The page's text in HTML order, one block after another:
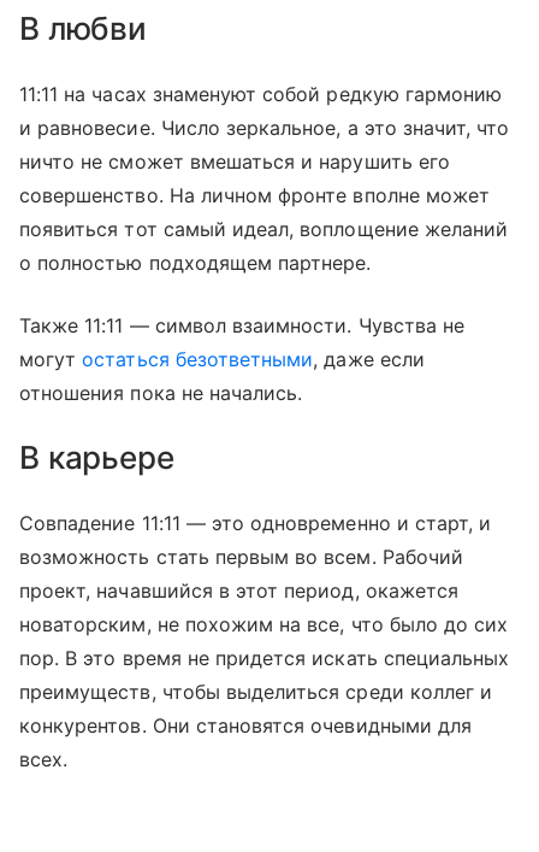
В любви
11:11 на часах знаменуют собой редкую гармонию
и равновесие. Число зеркальное, а это значит, что
ничто не сможет вмешаться и нарушить его
совершенство. На личном фронте вполне может
появиться тот самый идеал, воплощение желаний
о полностью подходящем партнере.
Также 11:11 — символ взаимности. Чувства не
могутостаться безответными, даже если
отношения пока не начались.
В карьере
Совпадение 11:11 — это одновременно и старт, и
возможность стать первым во всем. Рабочий
проект, начавшийся в этот период, окажется
новаторским, не похожим на все, что было до сих
пор. В это время не придется искать специальных
преимуществ, чтобы выделиться среди коллег и
конкурентов. Они становятся очевидными для
всех.